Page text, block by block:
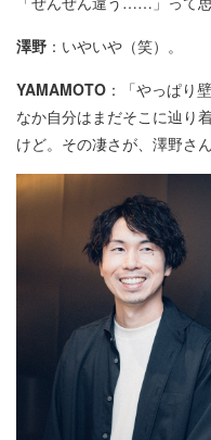
澤野 ：いやいや（笑）。
YAMAMOTO ：「やっぱり
なか自分はまだそこに辿り
けど。その凄さが、澤野さ